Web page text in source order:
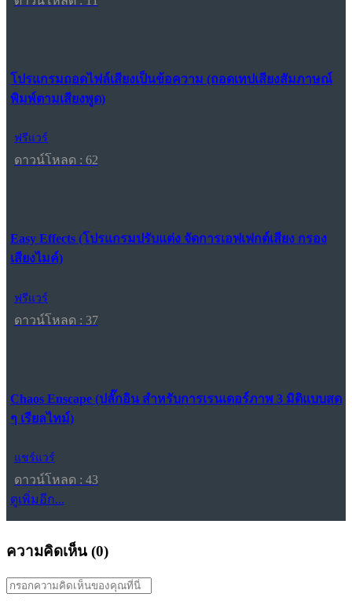
โปรแกรมถอดไฟล์เสียงเป็นข้อความ (ถอดเทปเสียงสัมภาษณ์
พิมพ์ตามเสียงพูด)
ฟรีแวร์
ดาวน์โหลด : 62
Easy Effects (โปรแกรมปรับแต่ง จัดการเอฟเฟกต์เสียง กรอง
เสียงไมค์)
ฟรีแวร์
ดาวน์โหลด : 37
Chaos Enscape (ปลั๊กอิน สำหรับการเรนเดอร์ภาพ 3 มิติแบบสด
ๆ เรียลไทม์)
แชร์แวร์
ดาวน์โหลด : 43
ดูเพิ่มอีก...
ความคิดเห็น (0)